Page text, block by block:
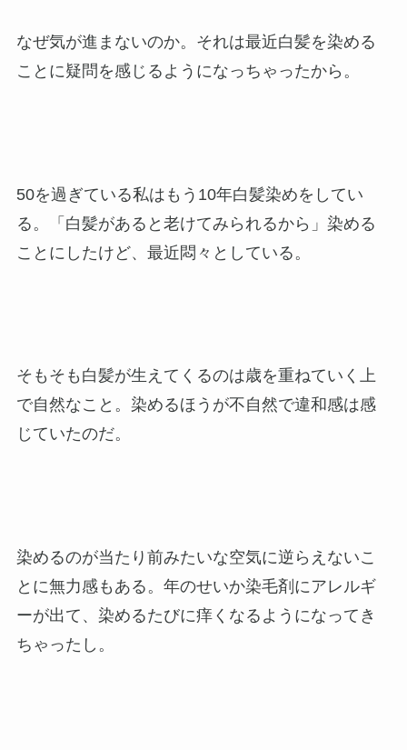
なぜ気が進まないのか。それは最近白髪を染める
ことに疑問を感じるようになっちゃったから。
50を過ぎている私はもう10年白髪染めをしてい
る。「白髪があると老けてみられるから」染める
ことにしたけど、最近悶々としている。
そもそも白髪が生えてくるのは歳を重ねていく上
で自然なこと。染めるほうが不自然で違和感は感
じていたのだ。
染めるのが当たり前みたいな空気に逆らえないこ
とに無力感もある。年のせいか染毛剤にアレルギ
ーが出て、染めるたびに痒くなるようになってき
ちゃったし。